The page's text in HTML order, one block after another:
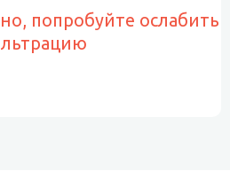
попробуйте ослабить